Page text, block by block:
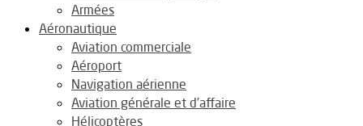
Armées
Aéronautique
Aviation commerciale
Aéroport
Navigation aérienne
Aviation générale et d’affaire
Hélicoptères